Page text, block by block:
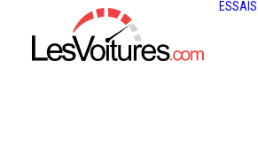
ESSAIS